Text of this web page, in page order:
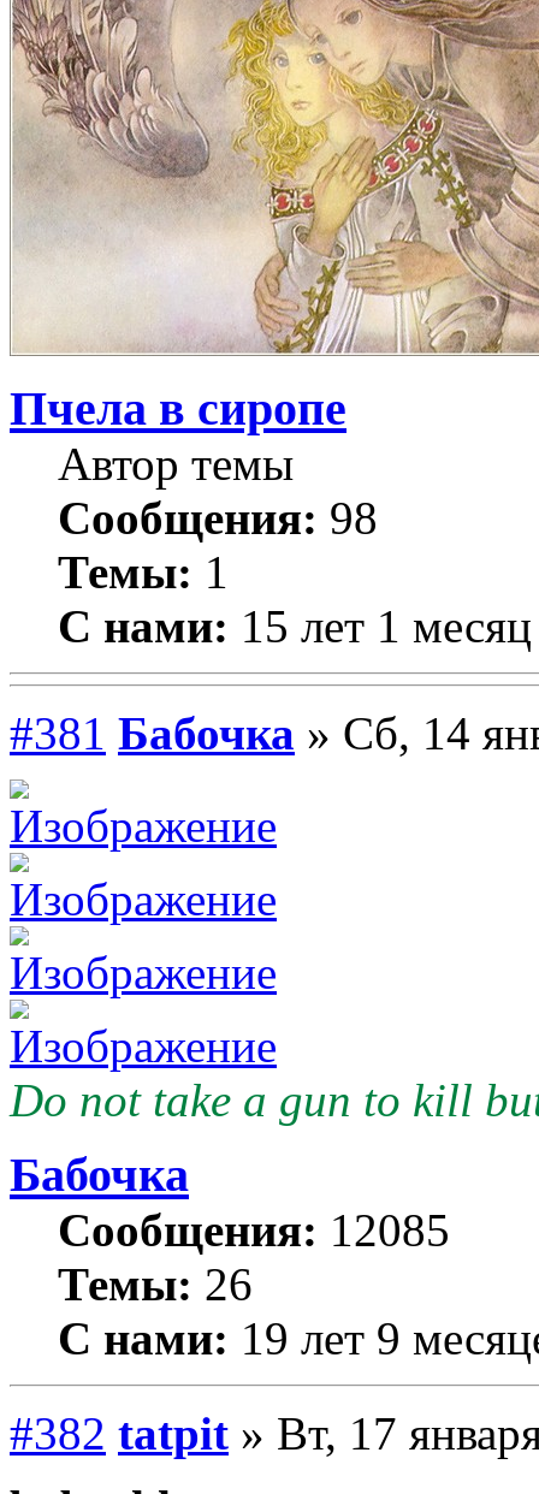
Пчела в сиропе
Автор темы
Сообщения: 98
Темы: 1
С нами: 15 лет 1 месяц
#381 Бабочка » Сб, 14
Do not take a gun to kill
Бабочка
Сообщения: 12085
Темы: 26
С нами: 19 лет 9
#382 tatpit » Вт, 17